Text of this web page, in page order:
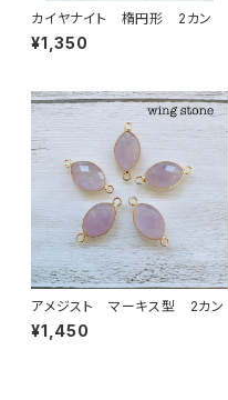
カイヤナイト 楕円形 2カン
¥1,350
アメジスト マーキス型 2カン
¥1,450